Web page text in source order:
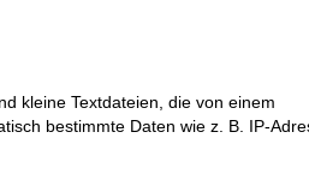
kleine Textdateien, die von einem
bestimmte Daten wie z. B. IP-